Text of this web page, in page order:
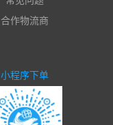
合作物流商
小程序下单